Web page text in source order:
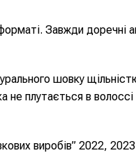
Завжди доречні
шовку
не плутається в
виробів” 2022,